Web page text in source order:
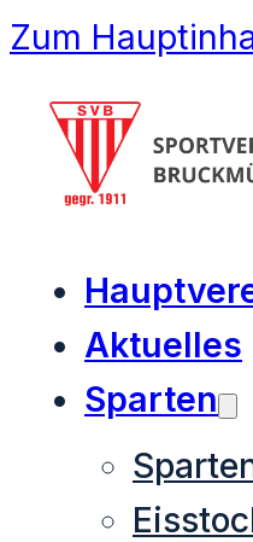
Zum
Aktuelles
Sparten